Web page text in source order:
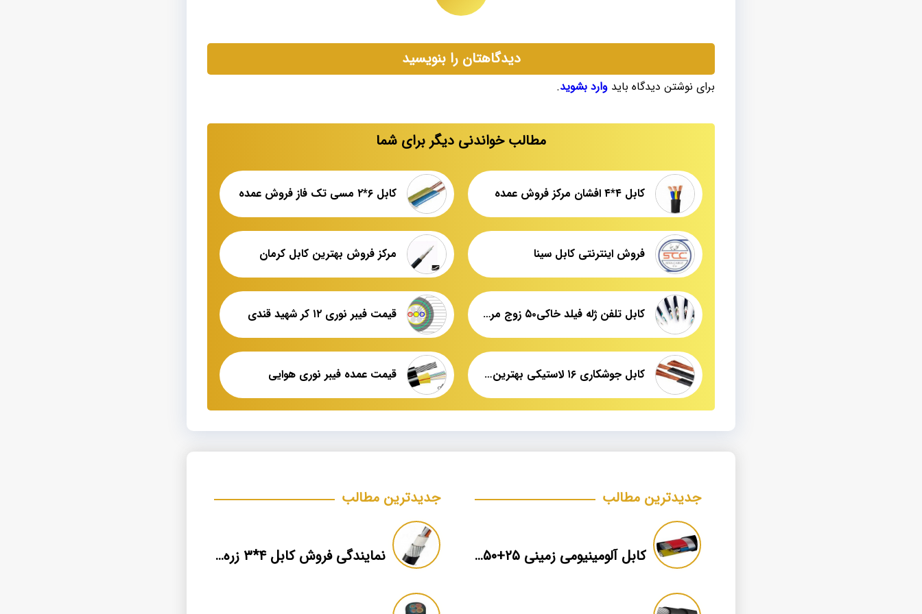
دیدگاهتان را بنویسید
برای نوشتن دیدگاه باید وارد بشوید.
مطالب خواندنی دیگر برای شما
کابل ۴*۴ افشان مرکز فروش عمده کابل ۶*۲ مسی تک فاز فروش عمده
فروش اینترنتی کابل سینا مرکز فروش بهترین کابل کرمان
کابل تلفن ژله فیلد خاکی۵۰ زوج مرکز خرید قیمت فیبر نوری ۱۲ کر شهید قندی
کابل جوشکاری ۱۶ لاستیکی بهترین قیمت قیمت عمده فیبر نوری هوایی
جدیدترین مطالب
کابل آلومینیومی زمینی ۲۵+۵۰*۳ برند ماهان
جدیدترین مطالب
نمایندگی فروش کابل ۴*۳ زره دار به قیمت عمده